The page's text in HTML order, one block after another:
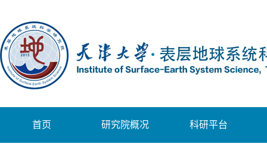
首页 研究院概况 科研平台